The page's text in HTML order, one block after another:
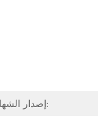
إصدار الشهادات: